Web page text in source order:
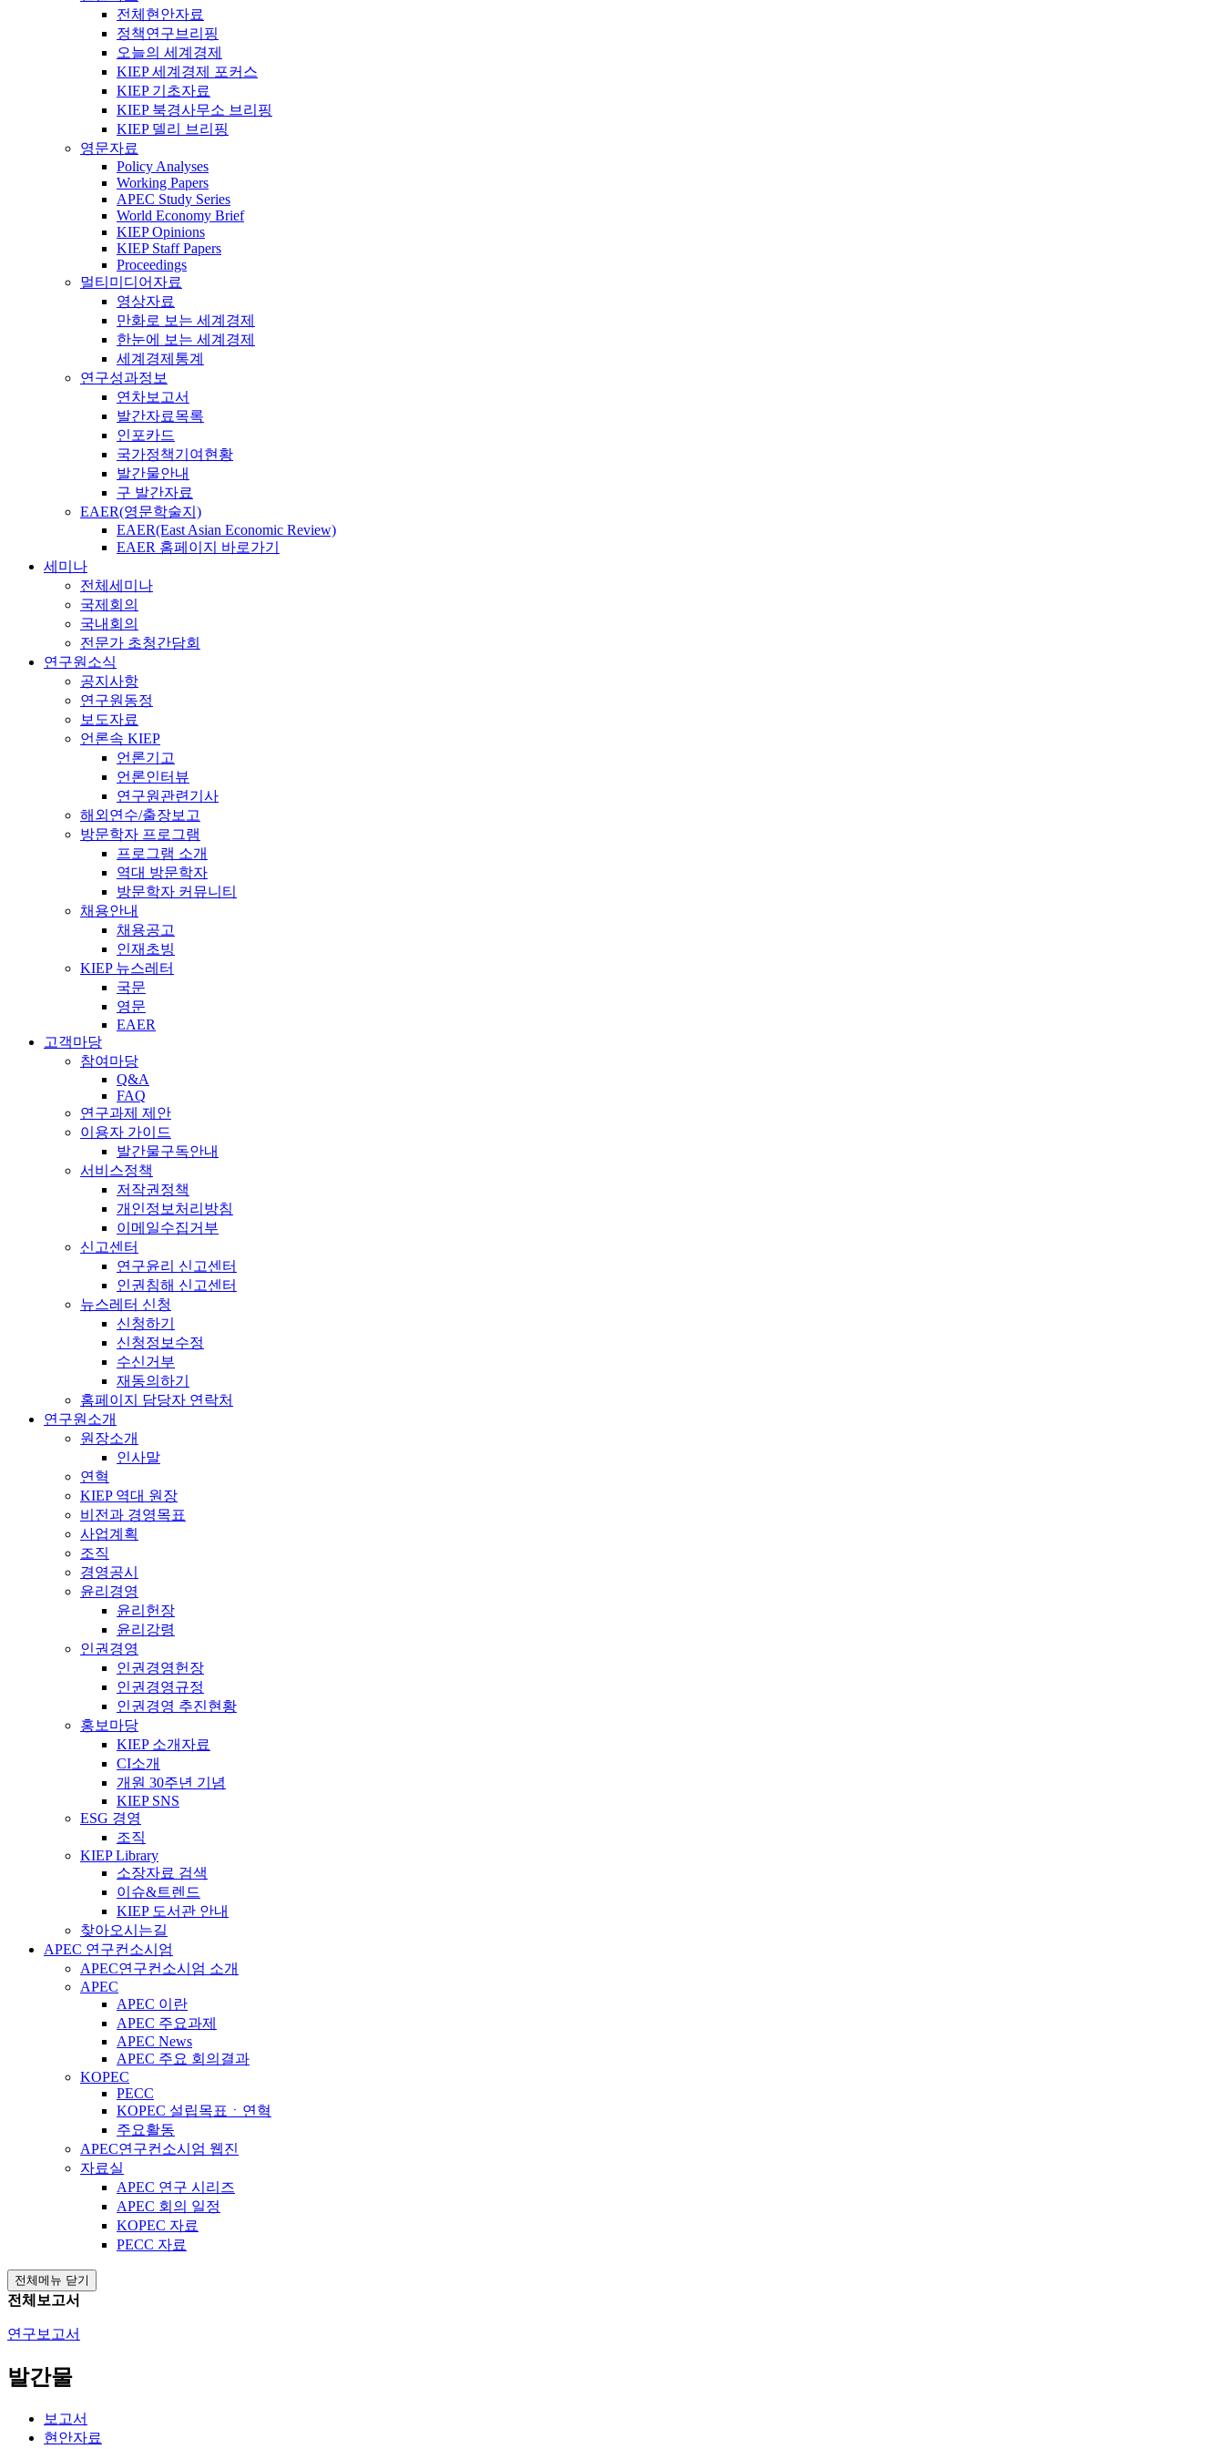
전체현안자료
정책연구브리핑
오늘의 세계경제
KIEP 세계경제 포커스
KIEP 기초자료
KIEP 북경사무소 브리핑
KIEP 델리 브리핑
영문자료
Policy Analyses
Working Papers
APEC Study Series
World Economy Brief
KIEP Opinions
KIEP Staff Papers
Proceedings
멀티미디어자료
영상자료
만화로 보는 세계경제
한눈에 보는 세계경제
세계경제통계
연구성과정보
연차보고서
발간자료목록
인포카드
국가정책기여현황
발간물안내
구 발간자료
EAER(영문학술지)
EAER(East Asian Economic Review)
EAER 홈페이지 바로가기
세미나
전체세미나
국제회의
국내회의
전문가 초청간담회
연구원소식
공지사항
연구원동정
보도자료
언론속 KIEP
언론기고
언론인터뷰
연구원관련기사
해외연수/출장보고
방문학자 프로그램
프로그램 소개
역대 방문학자
방문학자 커뮤니티
채용안내
채용공고
인재초빙
KIEP 뉴스레터
국문
영문
EAER
고객마당
참여마당
Q&A
FAQ
연구과제 제안
이용자 가이드
발간물구독안내
서비스정책
저작권정책
개인정보처리방침
이메일수집거부
신고센터
연구윤리 신고센터
인권침해 신고센터
뉴스레터 신청
신청하기
신청정보수정
수신거부
재동의하기
홈페이지 담당자 연락처
연구원소개
원장소개
인사말
연혁
KIEP 역대 원장
비전과 경영목표
사업계획
조직
경영공시
윤리경영
윤리헌장
윤리강령
인권경영
인권경영헌장
인권경영규정
인권경영 추진현황
홍보마당
KIEP 소개자료
CI소개
개원 30주년 기념
KIEP SNS
ESG 경영
조직
KIEP Library
소장자료 검색
이슈&트렌드
KIEP 도서관 안내
찾아오시는길
APEC 연구컨소시엄
APEC연구컨소시엄 소개
APEC
APEC 이란
APEC 주요과제
APEC News
APEC 주요 회의결과
KOPEC
PECC
KOPEC 설립목표ㆍ연혁
주요활동
APEC연구컨소시엄 웹진
자료실
APEC 연구 시리즈
APEC 회의 일정
KOPEC 자료
PECC 자료
전체메뉴 닫기
전체보고서
연구보고서
발간물
보고서
현안자료